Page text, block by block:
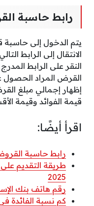
رابط حاسبة
يتم الدخول إلى
الانتقال إلى الرابط التالي
النقر على الرابط
القرض المراد الحصول
إظهار إجمالي مبلغ
قيمة الفوائد وقيمة
اقرأ أيضًا:
رابط حاسبة
طريقة التقديم
2025
رقم هاتف بنك
كم نسبة الفائدة في